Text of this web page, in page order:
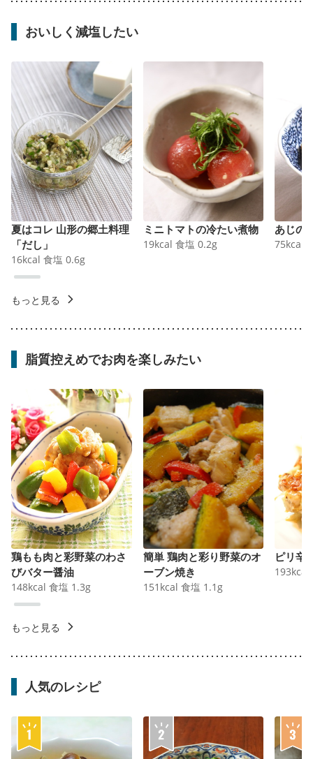
おいしく減塩したい
夏はコレ 山形の郷土料理
「だし」
16kcal 食塩 0.6g
ミニトマトの冷たい煮物
19kcal 食塩 0.2g
あじの
75kcal
もっと見る
脂質控えめでお肉を楽しみたい
鶏もも肉と彩野菜のわさ
びバター醤油
148kcal 食塩 1.3g
簡単 鶏肉と彩り野菜のオ
ーブン焼き
151 kcal 食塩 1.1 g
ピリ辛
193kcal
もっと見る
人気のレシピ